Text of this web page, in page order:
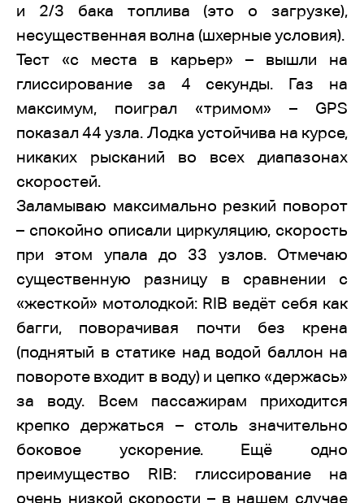
и 2/3 бака топлива (это о загрузке),
несущественная волна (шхерные условия).
Тест «с места в карьер» – вышли на
глиссирование за 4 секунды. Газ на
максимум, поиграл «тримом» – GPS
показал 44 узла. Лодка устойчива на курсе,
никаких рысканий во всех диапазонах
скоростей.
Заламываю максимально резкий поворот
– спокойно описали циркуляцию, скорость
при этом упала до 33 узлов. Отмечаю
существенную разницу в сравнении с
«жесткой» мотолодкой: RIB ведёт себя как
багги, поворачивая почти без крена
(поднятый в статике над водой баллон на
повороте входит в воду) и цепко «держась»
за воду. Всем пассажирам приходится
крепко держаться – столь значительно
боковое ускорение. Ещё одно
преимущество RIB: глиссирование на
очень низкой скорости – в нашем случае